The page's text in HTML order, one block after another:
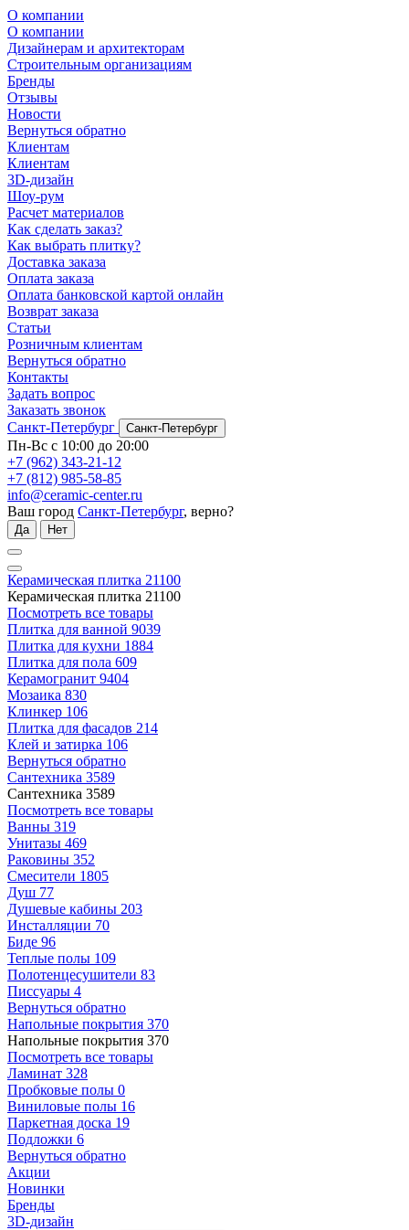
О компании
О компании
Дизайнерам и архитекторам
Строительным организациям
Бренды
Отзывы
Новости
Вернуться обратно
Клиентам
Клиентам
3D-дизайн
Шоу-рум
Расчет материалов
Как сделать заказ?
Как выбрать плитку?
Доставка заказа
Оплата заказа
Оплата банковской картой онлайн
Возврат заказа
Статьи
Розничным клиентам
Вернуться обратно
Контакты
Задать вопрос
Заказать звонок
Санкт-Петербург
Санкт-Петербург
Пн-Вс с 10:00 до 20:00
+7 (962) 343-21-12
+7 (812) 985-58-85
info@ceramic-center.ru
Ваш город Санкт-Петербург, верно?
Да Нет
Керамическая плитка 21100
Керамическая плитка 21100
Посмотреть все товары
Плитка для ванной 9039
Плитка для кухни 1884
Плитка для пола 609
Керамогранит 9404
Мозаика 830
Клинкер 106
Плитка для фасадов 214
Клей и затирка 106
Вернуться обратно
Сантехника 3589
Сантехника 3589
Посмотреть все товары
Ванны 319
Унитазы 469
Раковины 352
Смесители 1805
Душ 77
Душевые кабины 203
Инсталляции 70
Биде 96
Теплые полы 109
Полотенцесушители 83
Писсуары 4
Вернуться обратно
Напольные покрытия 370
Напольные покрытия 370
Посмотреть все товары
Ламинат 328
Пробковые полы 0
Виниловые полы 16
Паркетная доска 19
Подложки 6
Вернуться обратно
Акции
Новинки
Бренды
3D-дизайн